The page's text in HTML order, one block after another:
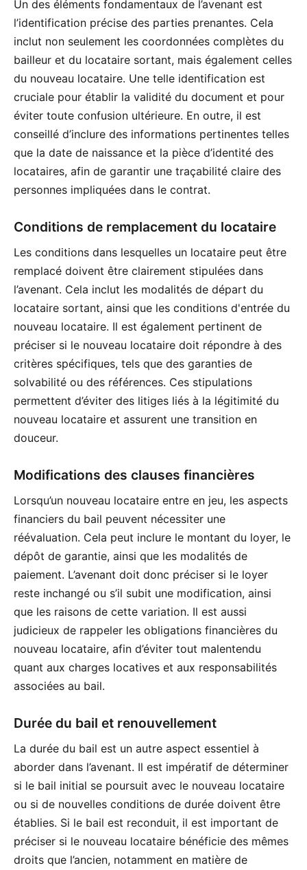
Un des éléments fondamentaux de l’avenant est
l’identification précise des parties prenantes. Cela
inclut non seulement les coordonnées complètes du
bailleur et du locataire sortant, mais également celles
du nouveau locataire. Une telle identification est
cruciale pour établir la validité du document et pour
éviter toute confusion ultérieure. En outre, il est
conseillé d’inclure des informations pertinentes telles
que la date de naissance et la pièce d’identité des
locataires, afin de garantir une traçabilité claire des
personnes impliquées dans le contrat.
Conditions de remplacement du locataire
Les conditions dans lesquelles un locataire peut être
remplacé doivent être clairement stipulées dans
l’avenant. Cela inclut les modalités de départ du
locataire sortant, ainsi que les conditions d'entrée du
nouveau locataire. Il est également pertinent de
préciser si le nouveau locataire doit répondre à des
critères spécifiques, tels que des garanties de
solvabilité ou des références. Ces stipulations
permettent d’éviter des litiges liés à la légitimité du
nouveau locataire et assurent une transition en
douceur.
Modifications des clauses financières
Lorsqu’un nouveau locataire entre en jeu, les aspects
financiers du bail peuvent nécessiter une
réévaluation. Cela peut inclure le montant du loyer, le
dépôt de garantie, ainsi que les modalités de
paiement. L’avenant doit donc préciser si le loyer
reste inchangé ou s’il subit une modification, ainsi
que les raisons de cette variation. Il est aussi
judicieux de rappeler les obligations financières du
nouveau locataire, afin d’éviter tout malentendu
quant aux charges locatives et aux responsabilités
associées au bail.
Durée du bail et renouvellement
La durée du bail est un autre aspect essentiel à
aborder dans l’avenant. Il est impératif de déterminer
si le bail initial se poursuit avec le nouveau locataire
ou si de nouvelles conditions de durée doivent être
établies. Si le bail est reconduit, il est important de
préciser si le nouveau locataire bénéficie des mêmes
droits que l’ancien, notamment en matière de